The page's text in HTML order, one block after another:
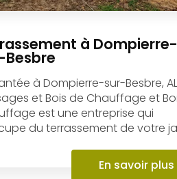
à Dompierre-
Besbre
à Dompierre-sur-Besbre, AL
et Bois de Chauffage et
est une entreprise qui
du terrassement de votre
En savoir plus